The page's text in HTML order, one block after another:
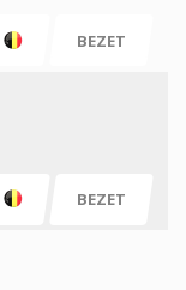
BEZET
BEZET